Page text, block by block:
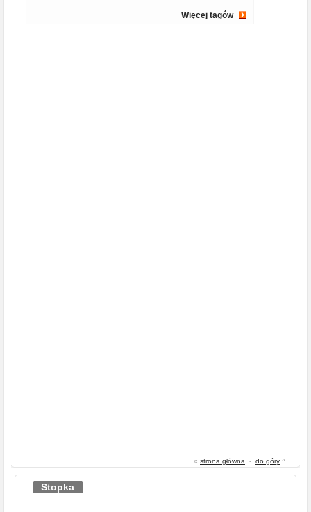
Więcej tagów
« strona główna - do góry ^
Stopka